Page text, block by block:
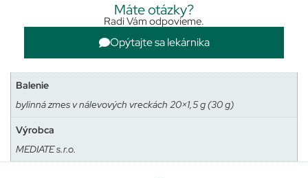
Máte otázky?
Radi Vám odpovieme.
Opýtajte sa lekárnika
Balenie
bylinná zmes v nálevových vreckách 20×1,5 g (30 g)
Výrobca
MEDIATE s.r.o.